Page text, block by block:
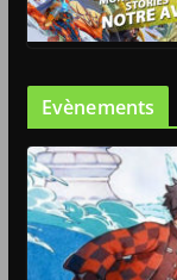
Evènements